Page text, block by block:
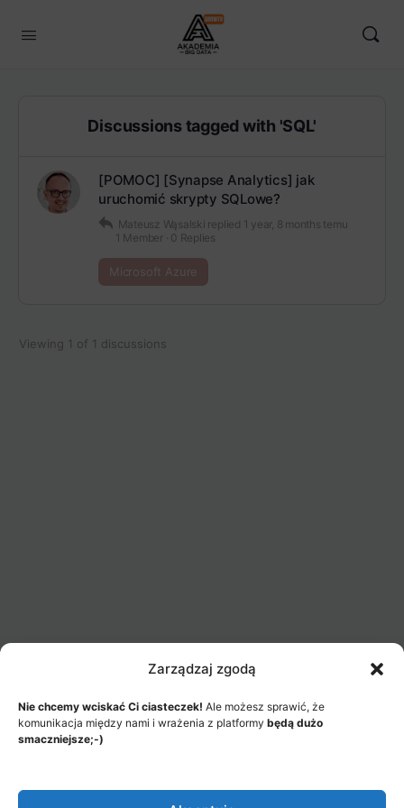
Zarządzaj zgodą
Nie chcemy wciskać Ci ciasteczek! Ale możesz sprawić, że
komunikacja między nami i wrażenia z platformy będą dużo
smaczniejsze;-)
Discussions tagged with 'SQL'
[POMOC] [Synapse Analytics] jak
uruchomić skrypty SQLowe?
Mateusz Wąsalski replied 1 year, 8 months temu
1 Member · 0 Replies
Microsoft Azure
Viewing 1 of 1 discussions